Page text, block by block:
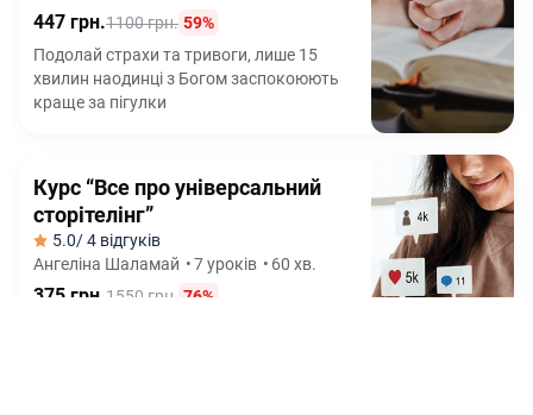
447 грн.1100 грн. 59%
Подолай страхи та тривоги, лише 15
хвилин наодинці з Богом заспокоюють
краще за пігулки
Курс “Все про універсальний
сторітелінг”
5.0/ 4 відгуків
Ангеліна Шаламай •7 уроків • 60 хв.
375 грн. 1550 грн. 76%